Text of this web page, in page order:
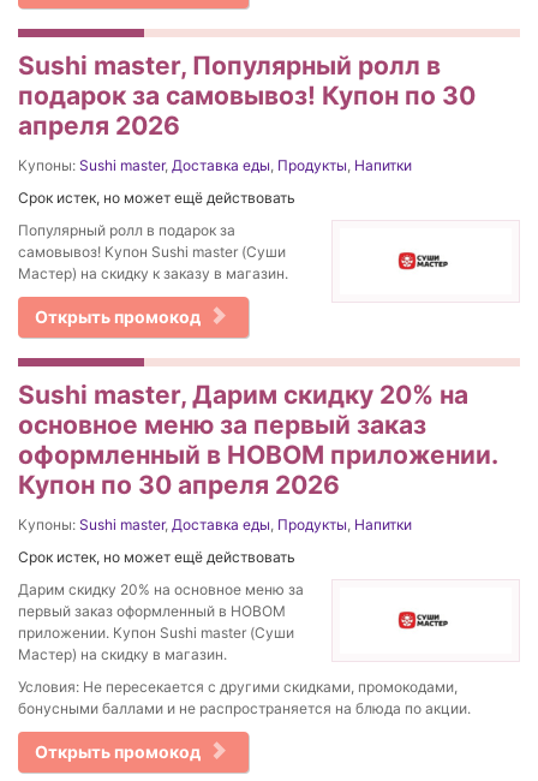
Sushi master, Популярный ролл в
подарок за самовывоз! Купон по 30
апреля 2026
Купоны: Sushi master, Доставка еды, Продукты, Напитки
Срок истек, но может ещё действовать
Популярный ролл в подарок за
самовывоз! Купон Sushi master (Суши
Мастер) на скидку к заказу в магазин.
Открыть промокод
Sushi master, Дарим скидку 20% на
основное меню за первый заказ
оформленный в НОВОМ приложении.
Купон по 30 апреля 2026
Купоны: Sushi master, Доставка еды, Продукты, Напитки
Срок истек, но может ещё действовать
Дарим скидку 20% на основное меню за
первый заказ оформленный в НОВОМ
приложении. Купон Sushi master (Суши
Мастер) на скидку в магазин.
Условия: Не пересекается с другими скидками, промокодами,
бонусными баллами и не распространяется на блюда по акции.
Открыть промокод